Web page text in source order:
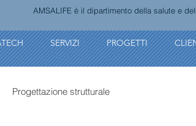
SERVIZI PROGETTI
AMSALIFE è il dipartimento della salute e
Progettazione strutturale